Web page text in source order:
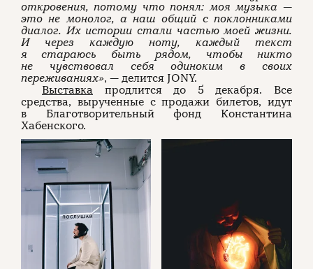
откровения, потому что понял: моя музыка —
это не монолог, а наш общий с поклонниками
диалог. Их истории стали частью моей жизни.
И через каждую ноту, каждый текст
я стараюсь быть рядом, чтобы никто
не чувствовал себя одиноким в своих
переживаниях», — делится JONY.
Выставка продлится до 5 декабря. Все
средства, вырученные с продажи билетов, идут
в Благотворительный фонд Константина
Хабенского.